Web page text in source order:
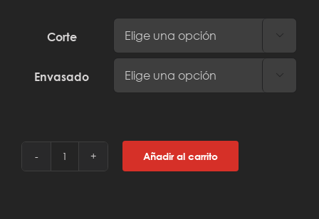
Corte 
Envasado 
Queso
de
Añadir al carrito